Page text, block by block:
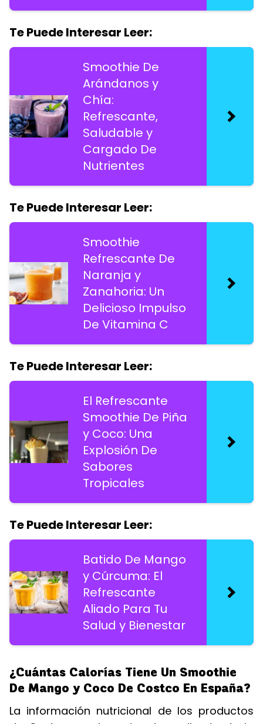
Te Puede Interesar Leer:
Smoothie De
Arándanos y
Chía:
Refrescante,
Saludable y
Cargado De
Nutrientes
Te Puede Interesar Leer:
Smoothie
Refrescante De
Naranja y
Zanahoria: Un
Delicioso Impulso
De Vitamina C
Te Puede Interesar Leer:
El Refrescante
Smoothie De Piña
y Coco: Una
Explosión De
Sabores
Tropicales
Te Puede Interesar Leer:
Batido De Mango
y Cúrcuma: El
Refrescante
Aliado Para Tu
Salud y Bienestar
¿Cuántas Calorías Tiene Un Smoothie
De Mango y Coco De Costco En España?
La información nutricional de los productos